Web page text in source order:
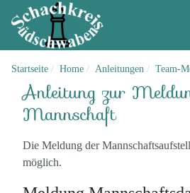
Startseite Home Anleitungen Team-
Anleitung zur
Mannschaft
Die Meldung der
möglich.